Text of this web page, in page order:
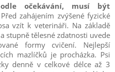
očekávání, musí být
Před zahájením zvýšené fyzické
vzít k veterináři. Na základě
stupně tělesné zdatnosti uvede
formy cvičení. Nejlepší
mazlíčků je procházka. Psi
denně v celkové délce až 3